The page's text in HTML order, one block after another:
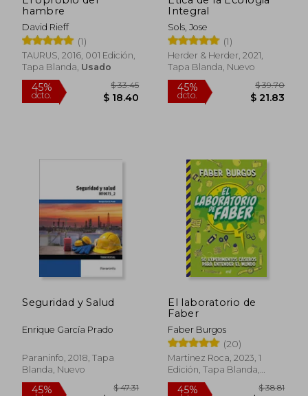
45% 40%
dcto.
45%
dcto.
hambre
David Rieff
(1)
TAURUS, 2016, 001 Edición,
Tapa Blanda, Usado
Integral
Sols, Jose
(1)
Herder & Herder, 2021,
Tapa Blanda, Nuevo
Seguridad y Salud
Enrique García Prado
Paraninfo, 2018, Tapa
Blanda, Nuevo
El laboratorio de
Faber
Faber Burgos
(20)
Martinez Roca, 2023, 1
Edición, Tapa Blanda,
Nuevo